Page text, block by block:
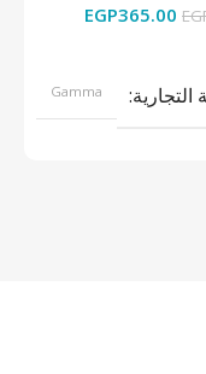
EGP365.00
التجارية Gamma